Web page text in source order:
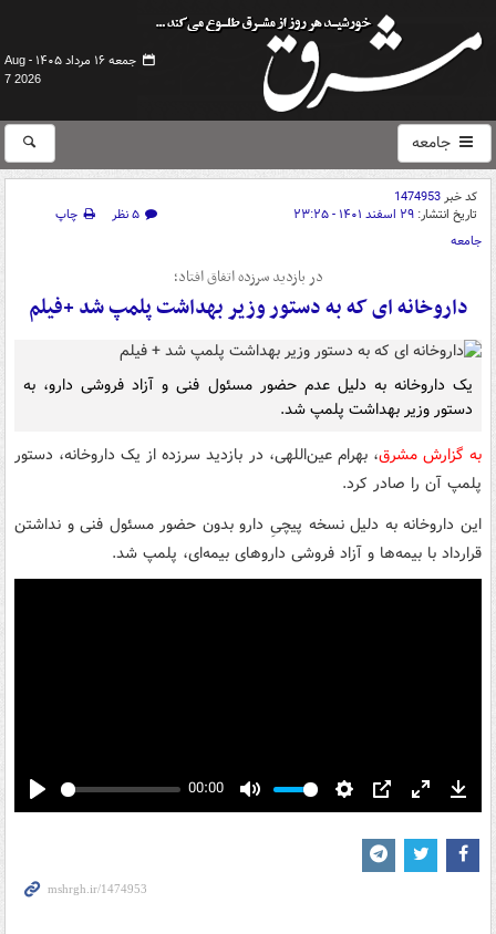
جمعه ۱۶ مرداد ۱۴۰۵ -
Aug
7 2026
جامعه
کد خبر1474953
تاریخ انتشار: ۲۹ اسفند ۱۴۰۱ - ۲۳:۲۵ ۵ نظر
چاپ
جامعه
در بازدید سرزده اتفاق افتاد؛
داروخانه ای که به دستور وزیر بهداشت پلمپ شد +فیلم
یک داروخانه به دلیل عدم حضور مسئول فنی و آزاد فروشی دارو، به
دستور وزیر بهداشت پلمپ شد.
به گزارش مشرق، بهرام عین‌اللهی، در بازدید سرزده از یک داروخانه، دستور
پلمپ آن را صادر کرد.
این داروخانه به دلیل نسخه پیچیِ دارو بدون حضور مسئول فنی و نداشتن
قرارداد با بیمه‌ها و آزاد فروشی داروهای بیمه‌ای، پلمپ شد.
Play
00:00
Mute Settings
PIP Enter
fullscreen